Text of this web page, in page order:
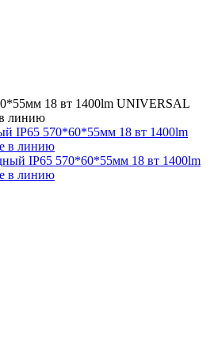
18 вт 1400lm UNIVERSAL
линию
IP65 570*60*55мм 18 вт 1400lm
в линию